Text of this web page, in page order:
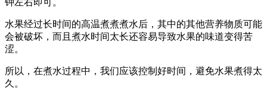
水果经过长时间的高温煮煮煮水后，其中的其他营养物质可能
会被破坏，而且煮水时间太长还容易导致水果的味道变得苦
涩。
所以，在煮水过程中，我们应该控制好时间，避免水果煮得太
久。